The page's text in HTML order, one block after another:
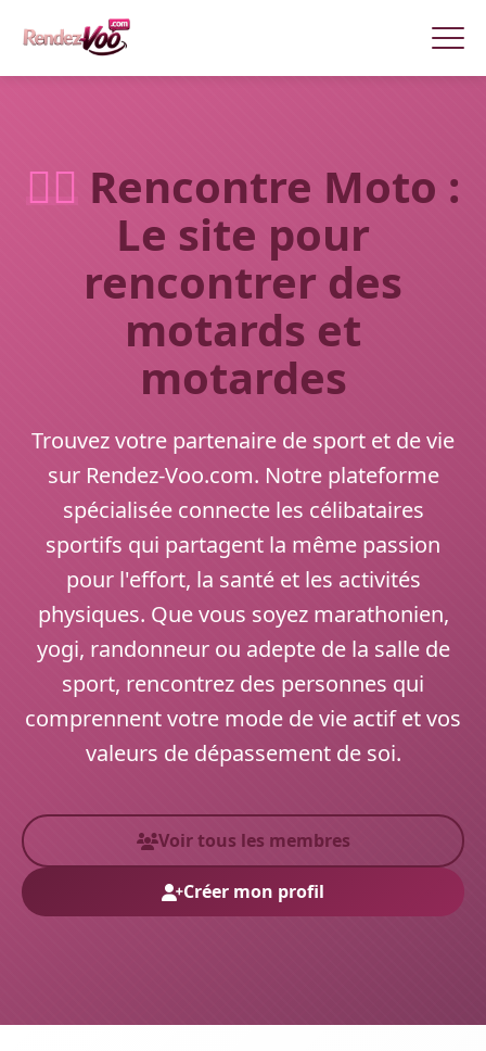
🏃‍♂️ Rencontre Moto :
Le site pour
rencontrer des
motards et
motardes
Trouvez votre partenaire de sport et de vie
sur Rendez-Voo.com. Notre plateforme
spécialisée connecte les célibataires
sportifs qui partagent la même passion
pour l'effort, la santé et les activités
physiques. Que vous soyez marathonien,
yogi, randonneur ou adepte de la salle de
sport, rencontrez des personnes qui
comprennent votre mode de vie actif et vos
valeurs de dépassement de soi.
Voir tous les membres
Créer mon profil